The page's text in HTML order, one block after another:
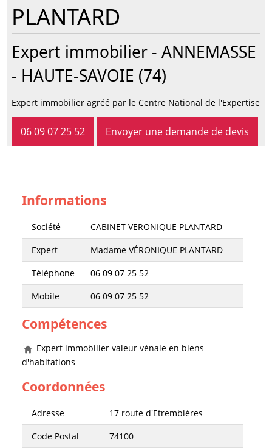
PLANTARD
Expert immobilier -ANNEMASSE
- HAUTE-SAVOIE (74)
Expert immobilier agréé par le Centre National de l'Expertise
06 09 07 25 52 Envoyer une demande de devis
Informations
Société
CABINET VERONIQUE PLANTARD
Expert
Madame VÉRONIQUE PLANTARD
Téléphone
06 09 07 25 52
Mobile
06 09 07 25 52
Compétences
Expert immobilier valeur vénale en biens
d'habitations
Coordonnées
Adresse
17 route d'Etrembières
Code Postal
74100